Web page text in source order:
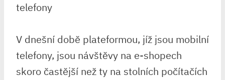
telefony
V dnešní době plateformou, jíž jsou mobilní
telefony, jsou návštěvy na e-shopech
skoro častější než ty na stolních počítačích